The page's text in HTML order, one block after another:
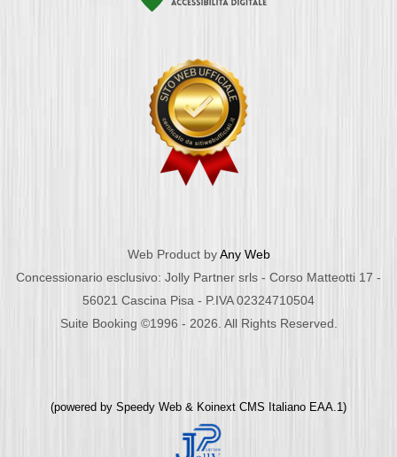
Web Product byAny Web
Concessionario esclusivo: Jolly Partner srls - Corso Matteotti 17 -
56021 Cascina Pisa - P.IVA 02324710504
Suite Booking ©1996 - 2026. All Rights Reserved.
(powered by Speedy Web & Koinext CMS Italiano EAA.1)